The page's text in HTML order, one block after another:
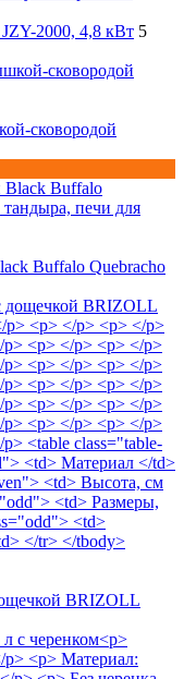
JZY-2000, 4,8 кВт 5
сковородой
Buffalo Quebracho
BRIZOLL